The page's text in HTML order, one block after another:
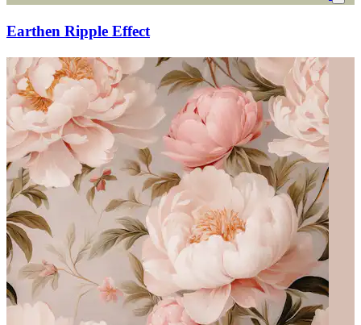
Earthen Ripple Effect